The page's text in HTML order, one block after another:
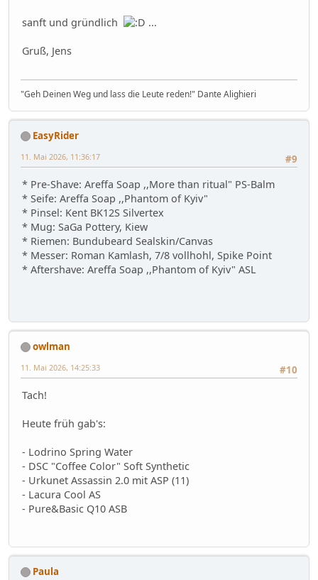
sanft und gründlich ...
Gruß, Jens
"Geh Deinen Weg und lass die Leute reden!" Dante Alighieri
EasyRider
#9
11. Mai 2026, 11:36:17
* Pre-Shave: Areffa Soap ,,More than ritual" PS-Balm
* Seife: Areffa Soap ,,Phantom of Kyiv"
* Pinsel: Kent BK12S Silvertex
* Mug: SaGa Pottery, Kiew
* Riemen: Bundubeard Sealskin/Canvas
* Messer: Roman Kamlash, 7/8 vollhohl, Spike Point
* Aftershave: Areffa Soap ,,Phantom of Kyiv" ASL
owlman
#10
11. Mai 2026, 14:25:33
Tach!
Heute früh gab's:
- Lodrino Spring Water
- DSC "Coffee Color" Soft Synthetic
- Urkunet Assassin 2.0 mit ASP (11)
- Lacura Cool AS
- Pure&Basic Q10 ASB
Paula